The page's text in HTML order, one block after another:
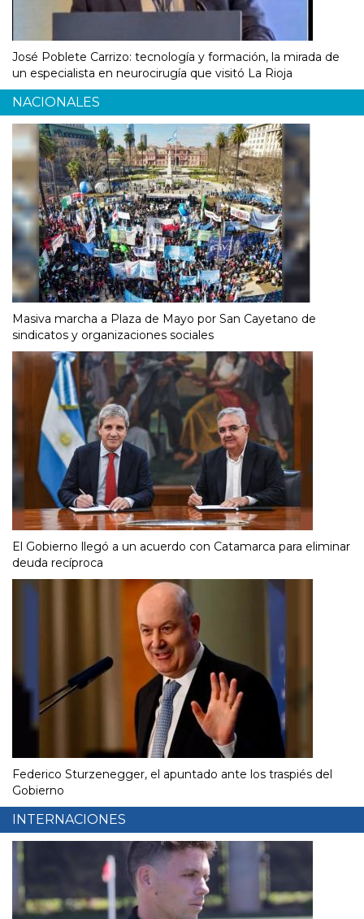
José Poblete Carrizo: tecnología y formación, la mirada de
un especialista en neurocirugía que visitó La Rioja
NACIONALES
Masiva marcha a Plaza de Mayo por San Cayetano de
sindicatos y organizaciones sociales
El Gobierno llegó a un acuerdo con Catamarca para eliminar
deuda recíproca
Federico Sturzenegger, el apuntado ante los traspiés del
Gobierno
INTERNACIONES